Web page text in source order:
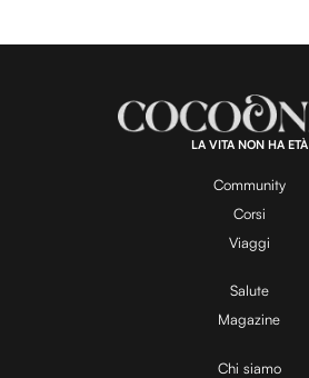
LA VITA NON HA ETÀ
Community
Corsi
Viaggi
Salute
Magazine
Chi siamo